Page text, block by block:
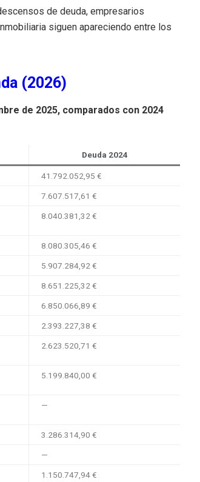
de deuda, empresarios
siguen apareciendo entre los
(2026)
de 2025, comparados con 2024
Deuda 2024
41.792.052,95 €
7.607.517,61 €
8.040.381,32 €
8.080.305,46 €
5.907.284,92 €
8.651.225,32 €
6.850.066,89 €
2.393.227,38 €
2.623.520,71 €
5.199.840,00 €
—
3.286.314,90 €
—
1.150.747,94 €